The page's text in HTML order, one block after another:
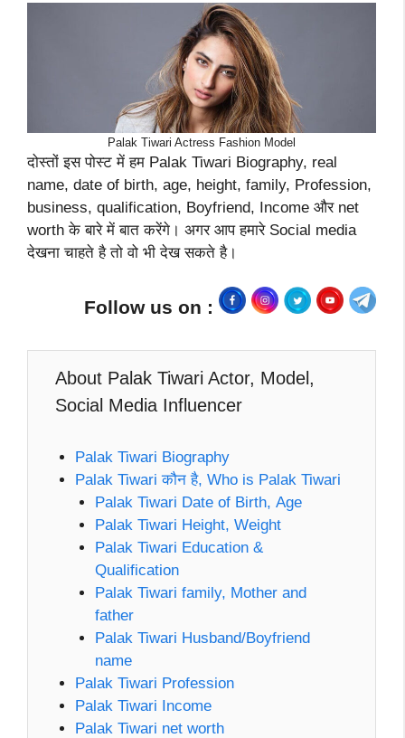
Palak Tiwari Actress Fashion Model
दोस्तों इस पोस्ट में हम Palak Tiwari Biography, real
name, date of birth, age, height, family, Profession,
business, qualification, Boyfriend, Income और net
worth के बारे में बात करेंगे। अगर आप हमारे Social media
देखना चाहते है तो वो भी देख सकते है।
Follow us on :
About Palak Tiwari Actor, Model,
Social Media Influencer
Palak Tiwari Biography
Palak Tiwari कौन है, Who is Palak Tiwari
Palak Tiwari Date of Birth, Age
Palak Tiwari Height, Weight
Palak Tiwari Education &
Qualification
Palak Tiwari family, Mother and
father
Palak Tiwari Husband/Boyfriend
name
Palak Tiwari Profession
Palak Tiwari Income
Palak Tiwari net worth